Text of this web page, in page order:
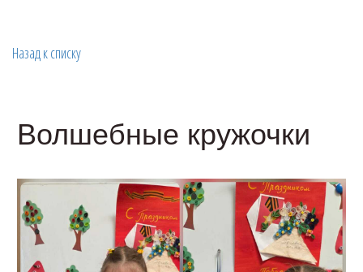
Назад к списку
Волшебные кружочки